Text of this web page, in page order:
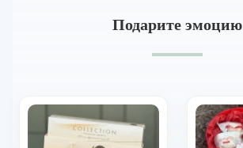
Подарите эмоцию